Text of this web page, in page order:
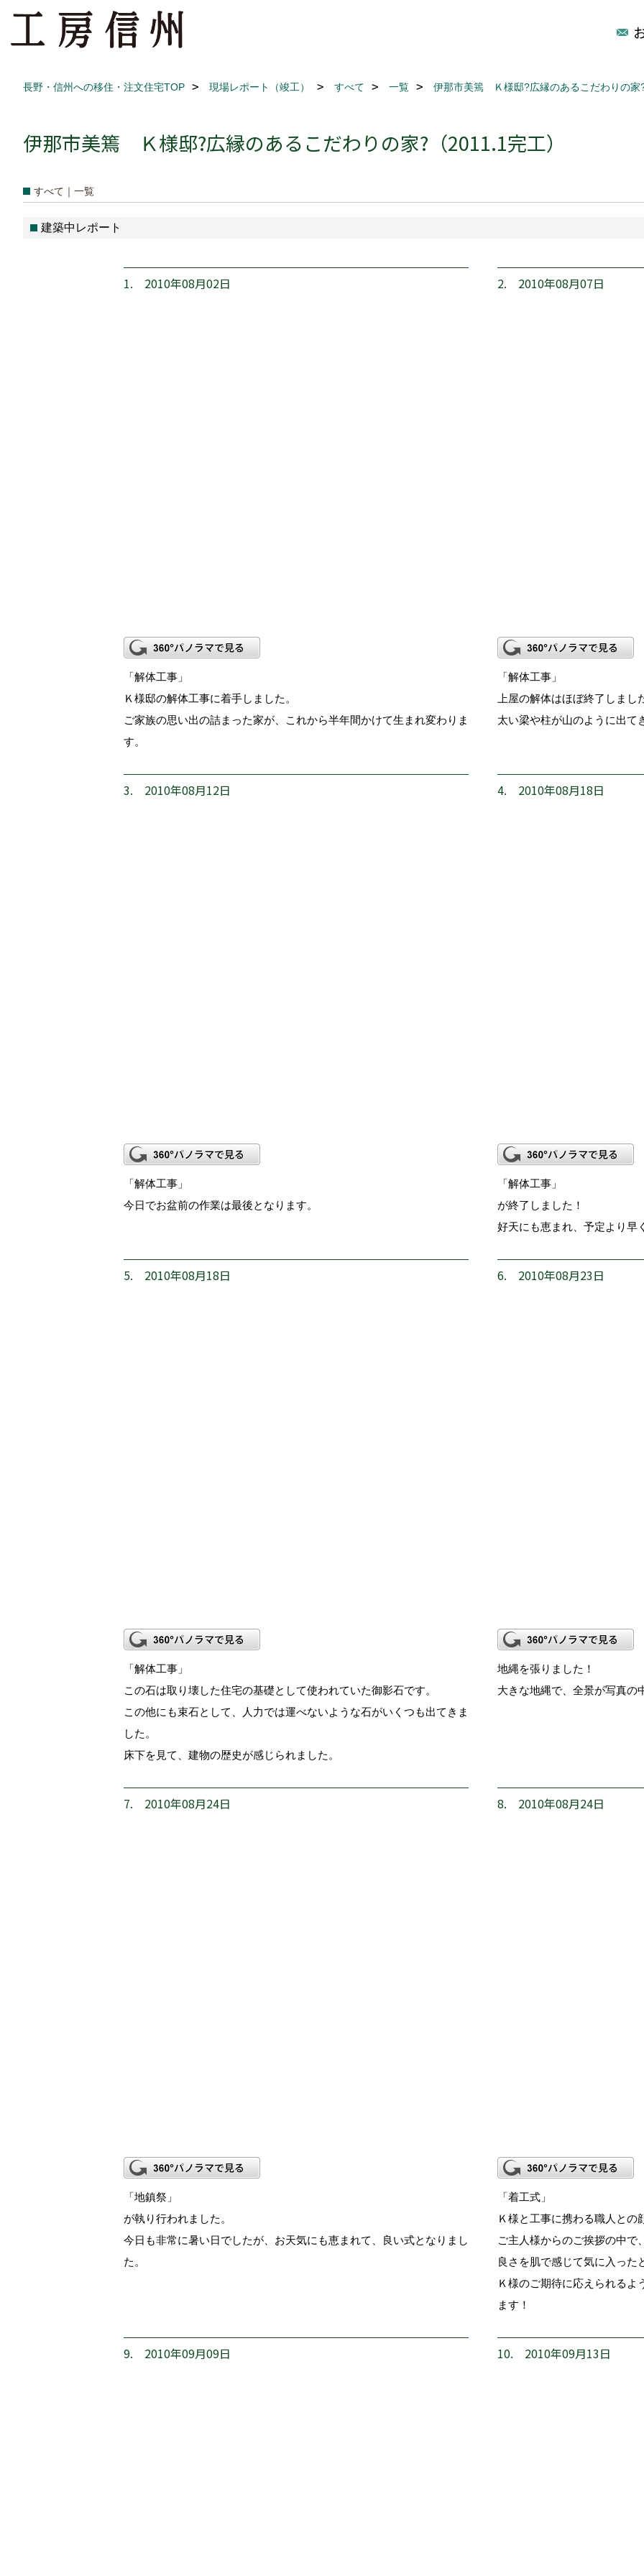
長野・信州への移住・注文住宅TOP 現場レポート（竣工） すべて 一覧 伊那市美篶 Ｋ様邸?広縁のあるこだわりの家?
伊那市美篶 Ｋ様邸?広縁のあるこだわりの家?（2011.1完工）
すべて｜一覧
建築中レポート
1. 2010年08月02日
「解体工事」
Ｋ様邸の解体工事に着手しました。
ご家族の思い出の詰まった家が、これから半年間かけて生まれ変わりま
す。
2. 2010年08月07日
「解体工事」
上屋の解体はほぼ終了しまし
太い梁や柱が山のように出て
3. 2010年08月12日
「解体工事」
今日でお盆前の作業は最後となります。
4. 2010年08月18日
「解体工事」
が終了しました！
好天にも恵まれ、予定より早
5. 2010年08月18日
「解体工事」
この石は取り壊した住宅の基礎として使われていた御影石です。
この他にも束石として、人力では運べないような石がいくつも出てきま
した。
床下を見て、建物の歴史が感じられました。
6. 2010年08月23日
地縄を張りました！
大きな地縄で、全景が写真の
7. 2010年08月24日
「地鎮祭」
が執り行われました。
今日も非常に暑い日でしたが、お天気にも恵まれて、良い式となりまし
た。
8. 2010年08月24日
「着工式」
Ｋ様と工事に携わる職人との
ご主人様からのご挨拶の中で
良さを肌で感じて気に入った
Ｋ様のご期待に応えられるよ
ます！
9. 2010年09月09日 10. 2010年09月13日